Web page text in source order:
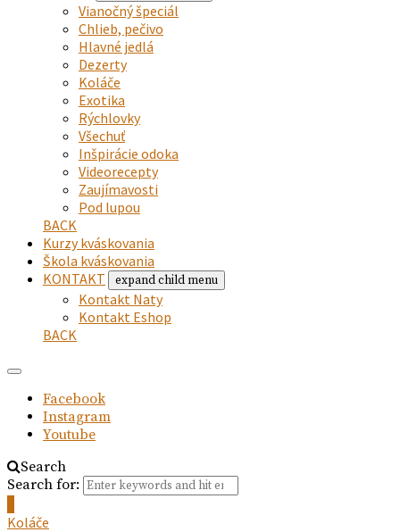
Vianočný špeciál
Chlieb, pečivo
Hlavné jedlá
Dezerty
Koláče
Exotika
Rýchlovky
Všechuť
Inšpirácie odoka
Videorecepty
Zaujímavosti
Pod lupou
BACK
Kurzy kváskovania
Škola kváskovania
KONTAKT
expand child menu
Kontakt Naty
Kontakt Eshop
BACK
Facebook
Instagram
Youtube
Search
Search for:
Koláče